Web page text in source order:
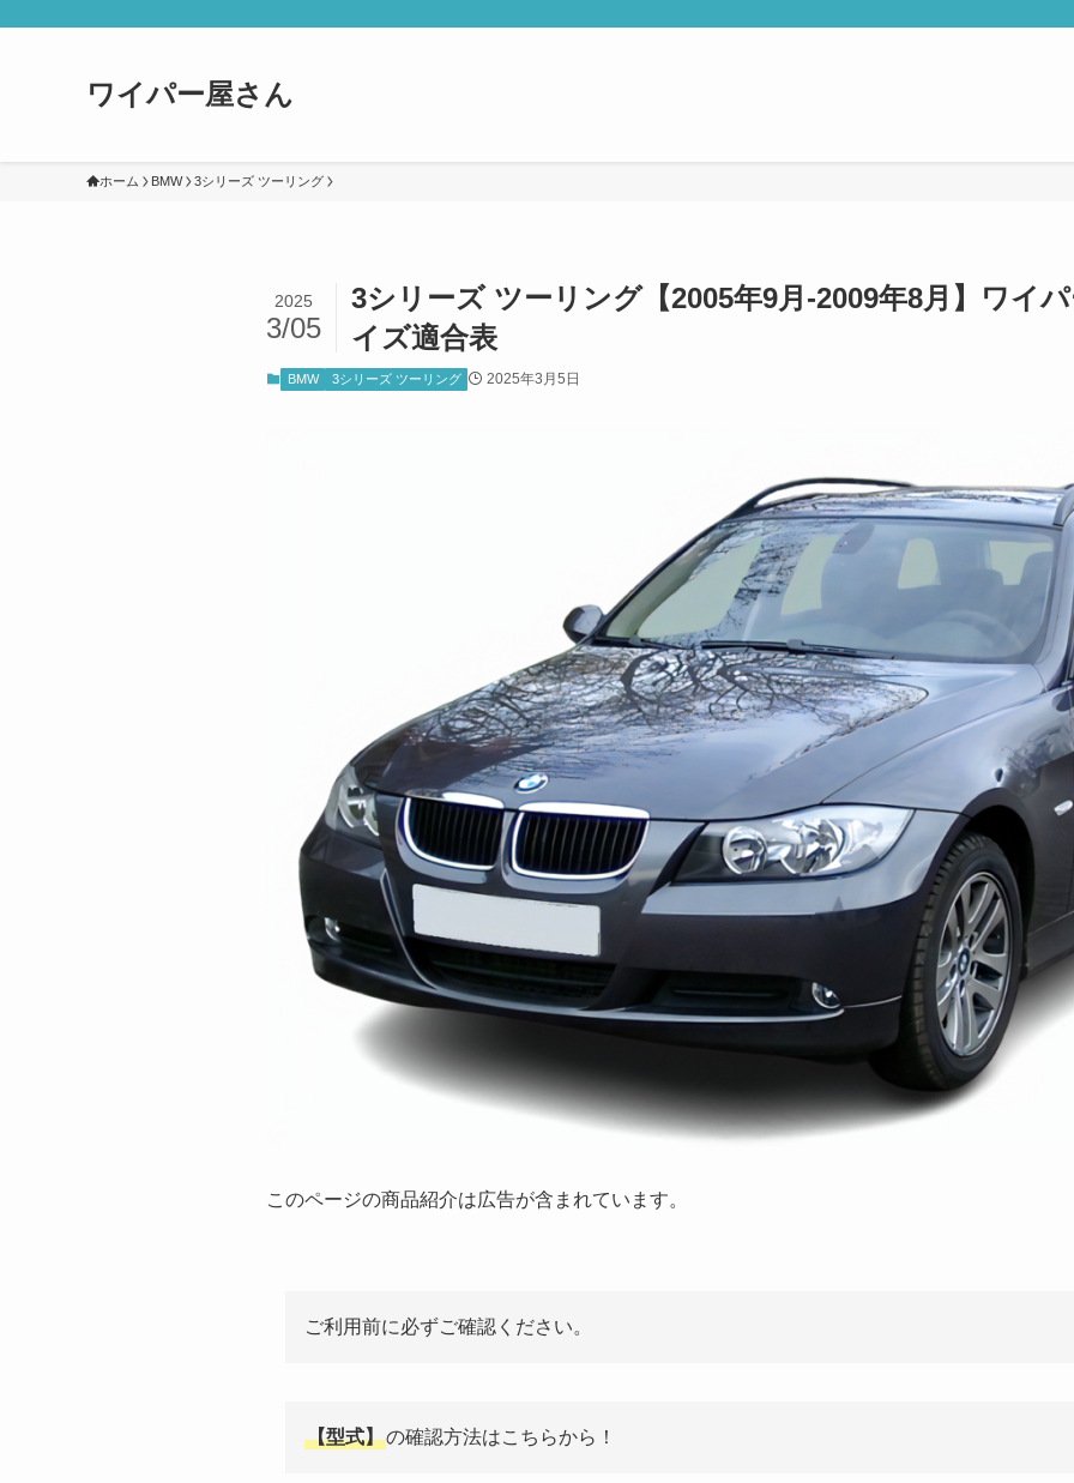
ワイパー屋さん
ホーム BMW 3シリーズ ツーリング
3シリーズ ツーリング【2005年9月-2009年8月】ワイ
イズ適合表
2025
3/05
BMW 3シリーズ ツーリング 2025年3月5日
このページの商品紹介は広告が含まれています。
ご利用前に必ずご確認ください。
【型式】の確認方法はこちらから！